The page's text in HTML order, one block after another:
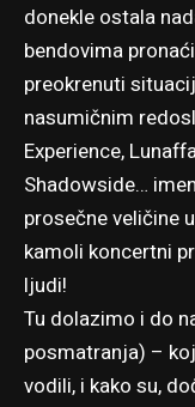
donekle ostala
bendovima
preokrenuti
nasumičnim
Experience,
Shadowside…
prosečne veličine
kamoli koncertni
ljudi!
Tu dolazimo i do
posmatranja) –
vodili, i kako su,